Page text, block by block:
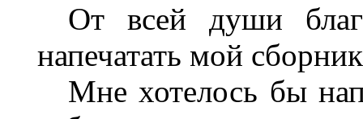
От всей души
напечатать мой
Мне хотелось бы